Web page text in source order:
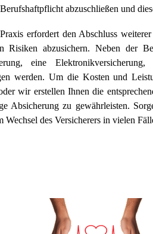
abzuschließen und
erfordert den Abschluss
Risiken abzusichern. Neben der
eine
werden. Um die Kosten und
wir erstellen Ihnen die
Absicherung zu gewährleisten.
des Versicherers in vielen